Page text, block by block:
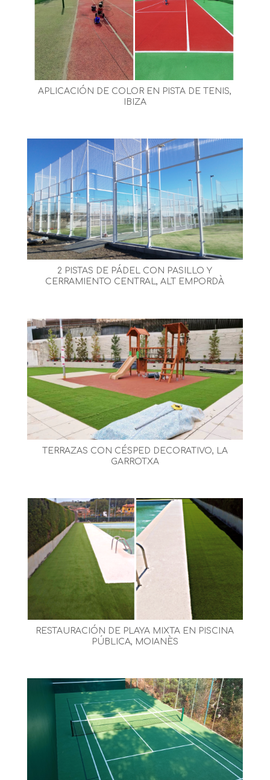
APLICACIÓN DE COLOR EN PISTA DE TENIS,
IBIZA
2 PISTAS DE PÁDEL CON PASILLO Y
CERRAMIENTO CENTRAL, ALT EMPORDÀ
TERRAZAS CON CÉSPED DECORATIVO, LA
GARROTXA
RESTAURACIÓN DE PLAYA MIXTA EN PISCINA
PÚBLICA, MOIANÈS